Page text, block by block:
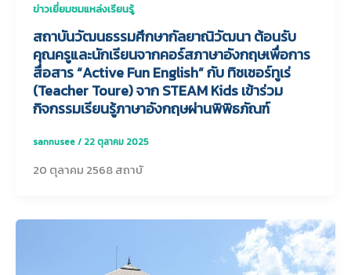
ข่าวเยี่ยมชมแหล่งเรียนรู้
สถาบันวัฒนธรรมศึกษากัลยาณิวัฒนา ต้อนรับ
คุณครูและนักเรียนจากคอร์สภาษาอังกฤษเพื่อการ
สื่อสาร “Active Fun English” กับ ทิชเชอร์ทูเร่
(Teacher Toure) จาก STEAM Kids เข้าร่วม
กิจกรรมเรียนรู้ภาษาอังกฤษผ่านพิพิธภัณฑ์
sannusee/ 22 ตุลาคม 2025
20 ตุลาคม 2568 สถาบั